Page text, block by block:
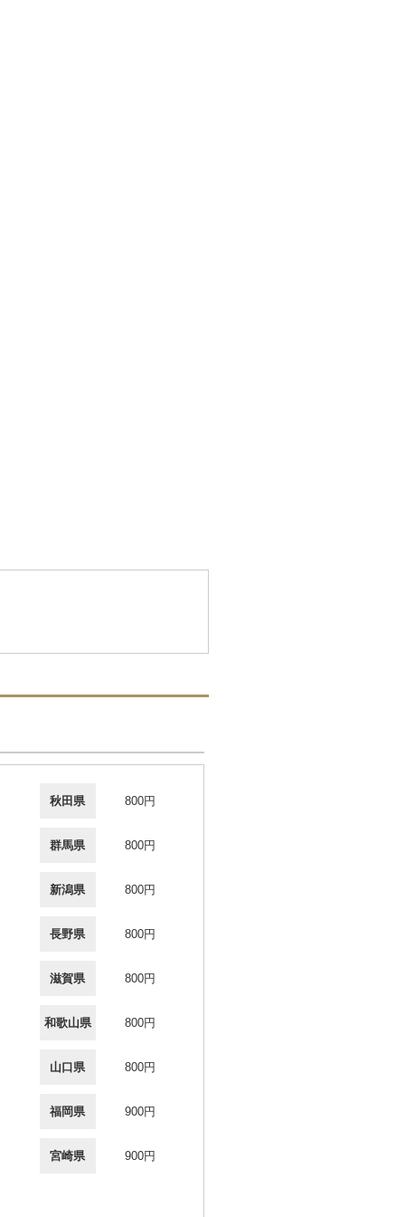
秋田県 800円
群馬県 800円
新潟県 800円
長野県 800円
滋賀県 800円
和歌山県 800円
山口県 800円
福岡県 900円
宮崎県 900円